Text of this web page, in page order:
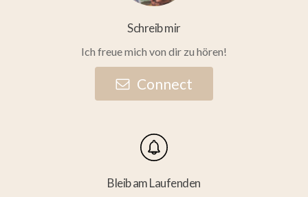
Schreib mir
Ich freue mich von dir zu hören!
Connect
Bleib am Laufenden